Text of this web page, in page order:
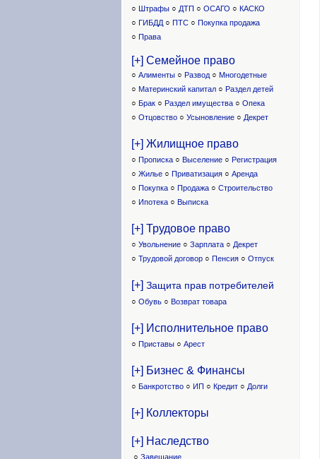
○ Штрафы ○ ДТП ○ ОСАГО ○ КАСКО
○ ГИБДД ○ ПТС ○ Покупка продажа
○ Права
[+] Семейное право
○ Алименты ○ Развод ○ Многодетные
○ Материнский капитал ○ Раздел детей
○ Брак ○ Раздел имущества ○ Опека
○ Отцовство ○ Усыновление ○ Декрет
[+] Жилищное право
○ Прописка ○ Выселение ○ Регистрация
○ Жилье ○ Приватизация ○ Аренда
○ Покупка ○ Продажа ○ Строительство
○ Ипотека ○ Выписка
[+] Трудовое право
○ Увольнение ○ Зарплата ○ Декрет
○ Трудовой договор ○ Пенсия ○ Отпуск
[+] Защита прав потребителей
○ Обувь ○ Возврат товара
[+] Исполнительное право
○ Приставы ○ Арест
[+] Бизнес & Финансы
○ Банкротство ○ ИП ○ Кредит ○ Долги
[+] Коллекторы
[+] Наследство
○ Завещание